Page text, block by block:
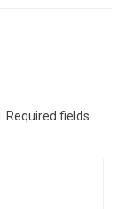
Required fields